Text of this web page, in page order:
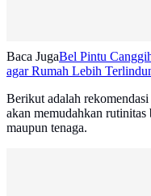
Baca JugaBel Pintu
agar Rumah Lebih
Berikut adalah
akan memudahkan rutinitas
maupun tenaga.